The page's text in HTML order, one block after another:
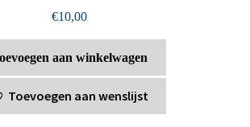
€10,00
aan winkelwagen
Toevoegen aan wenslijst